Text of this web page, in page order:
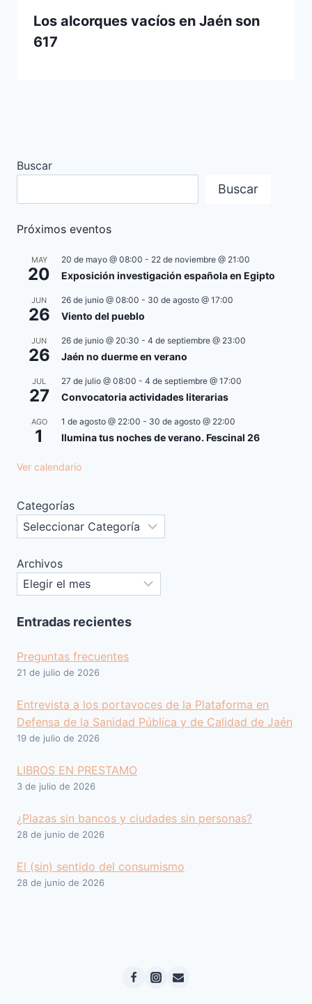
Los alcorques vacíos en Jaén son
617
Buscar
Buscar
Próximos eventos
MAY
20
20 de mayo @ 08:00 - 22 de noviembre @ 21:00
Exposición investigación española en Egipto
JUN
26
26 de junio @ 08:00 - 30 de agosto @ 17:00
Viento del pueblo
JUN
26
26 de junio @ 20:30 - 4 de septiembre @ 23:00
Jaén no duerme en verano
JUL
27
27 de julio @ 08:00 - 4 de septiembre @ 17:00
Convocatoria actividades literarias
AGO
1
1 de agosto @ 22:00 - 30 de agosto @ 22:00
Ilumina tus noches de verano. Fescinal 26
Ver calendario
Categorías
Archivos
Entradas recientes
Preguntas frecuentes
21 de julio de 2026
Entrevista a los portavoces de la Plataforma en
Defensa de la Sanidad Pública y de Calidad de Jaén
19 de julio de 2026
LIBROS EN PRESTAMO
3 de julio de 2026
¿Plazas sin bancos y ciudades sin personas?
28 de junio de 2026
El (sin) sentido del consumismo
28 de junio de 2026